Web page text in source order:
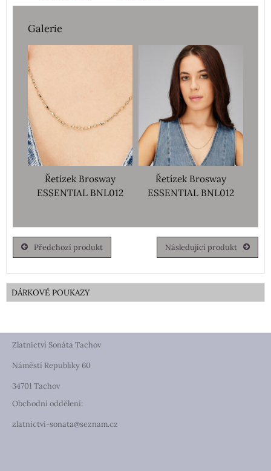
Galerie
Řetízek Brosway
ESSENTIAL BNL012
Řetízek Brosway
ESSENTIAL BNL012
Předchozí produkt Následující produkt
DÁRKOVÉ POUKAZY
Zlatnictví Sonáta Tachov
Náměstí Republiky 60
34701 Tachov
Obchodní oddělení:
zlatnictvi-sonata@seznam.cz